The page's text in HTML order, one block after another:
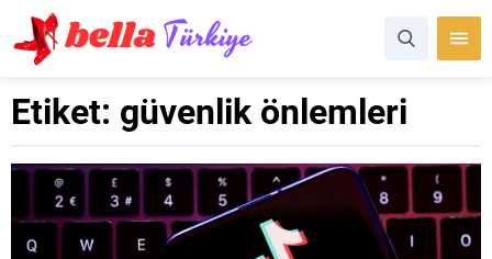
Etiket: güvenlik önlemleri